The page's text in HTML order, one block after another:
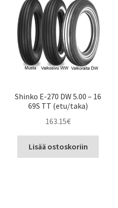
Shinko E-270 DW 5.00 – 16
69S TT (etu/taka)
163.15€
Lisää ostoskoriin